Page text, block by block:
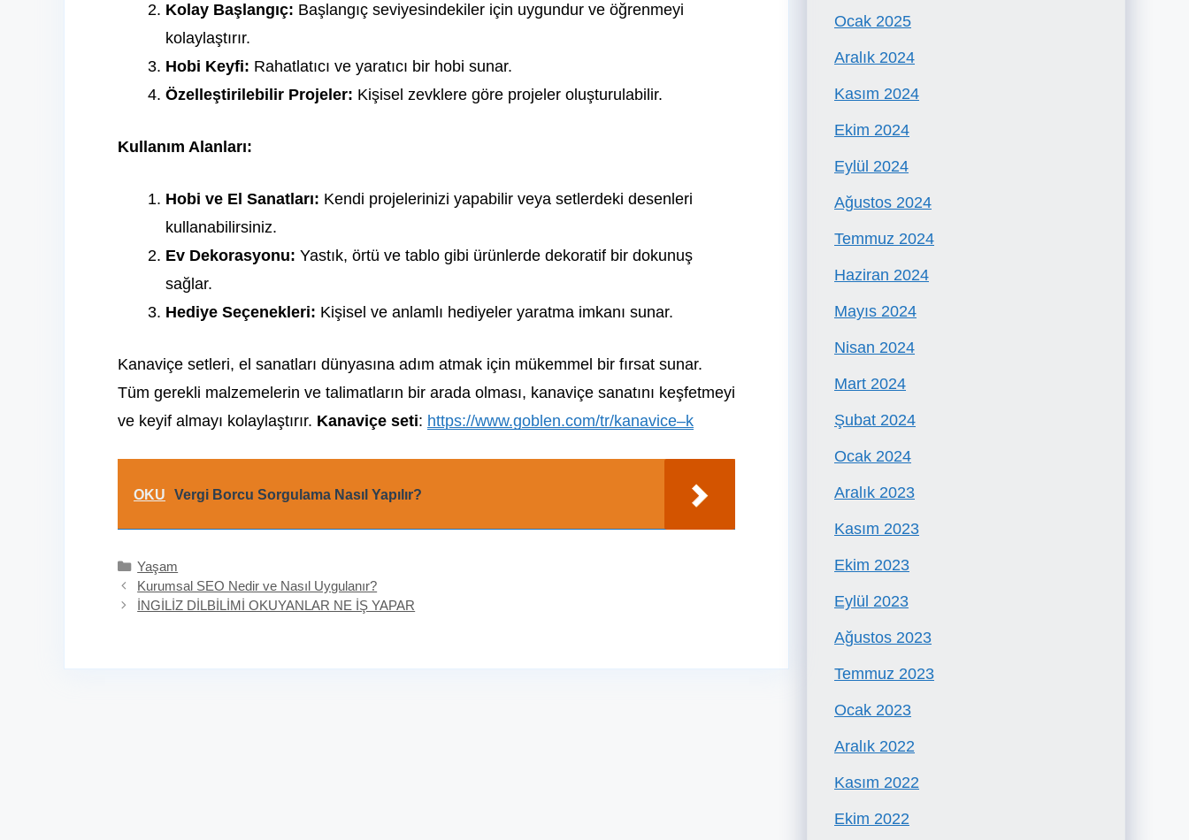
Kolay Başlangıç: Başlangıç seviyesindekiler için uygundur ve öğrenmeyi
kolaylaştırır.
Hobi Keyfi: Rahatlatıcı ve yaratıcı bir hobi sunar.
Özelleştirilebilir Projeler: Kişisel zevklere göre projeler oluşturulabilir.
Kullanım Alanları:
Hobi ve El Sanatları: Kendi projelerinizi yapabilir veya setlerdeki desenleri
kullanabilirsiniz.
Ev Dekorasyonu: Yastık, örtü ve tablo gibi ürünlerde dekoratif bir dokunuş
sağlar.
Hediye Seçenekleri: Kişisel ve anlamlı hediyeler yaratma imkanı sunar.
Kanaviçe setleri, el sanatları dünyasına adım atmak için mükemmel bir fırsat sunar.
Tüm gerekli malzemelerin ve talimatların bir arada olması, kanaviçe sanatını keşfetmeyi
ve keyif almayı kolaylaştırır. Kanaviçe seti: https://www.goblen.com/tr/kanavice–k
OKU Vergi Borcu Sorgulama Nasıl Yapılır?
Kategoriler
Yaşam
Kurumsal SEO Nedir ve Nasıl Uygulanır?
İNGİLİZ DİLBİLİMİ OKUYANLAR NE İŞ YAPAR
Ocak 2025
Aralık 2024
Kasım 2024
Ekim 2024
Eylül 2024
Ağustos 2024
Temmuz 2024
Haziran 2024
Mayıs 2024
Nisan 2024
Mart 2024
Şubat 2024
Ocak 2024
Aralık 2023
Kasım 2023
Ekim 2023
Eylül 2023
Ağustos 2023
Temmuz 2023
Ocak 2023
Aralık 2022
Kasım 2022
Ekim 2022